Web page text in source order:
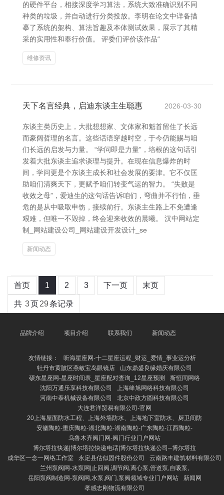
的硬件平台，相接深度学习算法，系统大致准确识别不同
种类的垃圾，并自动进行分类投放。李明在论文中详备描
摹了系统的架构、算法旨趣及本体测试效果，展示了其精
采的实用性和奉行价值。 评委们评价该作品“
维修资讯
天下名言经典，启迪东谈主生聪惠 2026-03-30
东谈主类历史上，大批想想家、文体家和魁首留住了长远
而豪阔哲理的名言。这些话语穿越时空，于今仍能赐与咱
们长远的启发与力量。 “学问即是力量”，培根的这句话引
发着大批东谈主追求谈理与提升。在现在信息爆炸的时
间，学问更是个东谈主成长和社会发展的要津。它不仅匡
助咱们清爽天下，更赋予咱们转变气运的智力。 “失败是
收效之母”，爱迪生的这句话告诉咱们，弯曲并不行怕，垂
危的是从中吸取申饬，接续前行。东谈主生路上不免遭逢
艰难，但唯一不毁掉，终会迎来收效的晨曦。 汉中网站定
制_网站建设公司_网站建设开发设计_se
新闻动态
首页 1 2 3 下一页 末页
共 3页29条记录
品牌介绍 项目介绍 联系我们 新闻动态
友情链接：
听海星座网-十二星座运程_财运_爱情_事业运分析
牡丹市黄陂区燕敏宝岛眼镜店
山东鼎盛良缘婚庆有限公司
硕东星座网-星座时间表_星座配对查询_12星座预测
斯恒同网络
沈阳万通乐享科技有限公司
上海绛旭网络科技有限公司
河南中泰机械设备有限公司
北京中政方圆科技有限公司
大连君洋贸易有限公司-官网
20上海屋面防水工程、上海外墙防水、上海地下室防水、厨卫间防
安徽陶粒-重庆陶粒-湖北陶粒-湖南陶粒-广东陶粒-江西陶粒-
乌鲁木齐阀门网-阀门行业门户网站
博尔塔拉快递|博尔塔拉快递电话|博尔塔拉快递公司--博尔塔拉
成华区一念一网络工作室
永定县估似固件股份公司
云南路丰建筑材料有限公司
兰州泵阀网-水泵网|止回阀,调节阀,离心泵,管道泵,自吸泵,
岳阳泵阀制造网-泵阀网,水泵,阀门,泵阀领域专业门户网站
新闻网
孝感志刚物流有限公司